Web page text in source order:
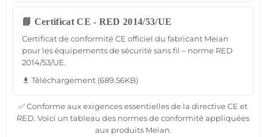
📘 Certificat CE - RED 2014/53/UE
Certificat de conformité CE officiel du fabricant Meian
pour les équipements de sécurité sans fil – norme RED
2014/53/UE.
file_download Téléchargement (689.56KB)
✅ Conforme aux exigences essentielles de la directive CE et
RED. Voici un tableau des normes de conformité appliquées
aux produits Meian.